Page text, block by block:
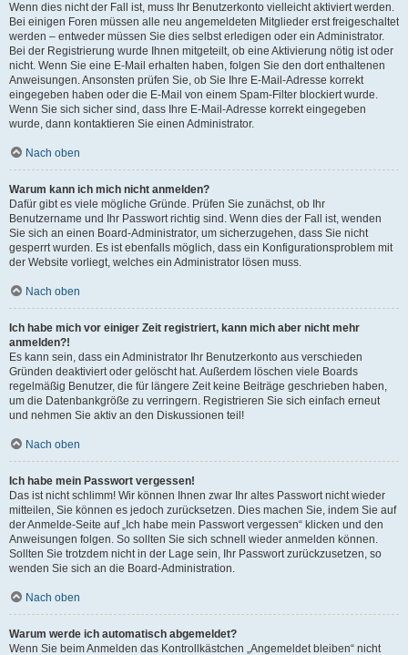
Wenn dies nicht der Fall ist, muss Ihr Benutzerkonto vielleicht aktiviert werden.
Bei einigen Foren müssen alle neu angemeldeten Mitglieder erst freigeschaltet
werden – entweder müssen Sie dies selbst erledigen oder ein Administrator.
Bei der Registrierung wurde Ihnen mitgeteilt, ob eine Aktivierung nötig ist oder
nicht. Wenn Sie eine E-Mail erhalten haben, folgen Sie den dort enthaltenen
Anweisungen. Ansonsten prüfen Sie, ob Sie Ihre E-Mail-Adresse korrekt
eingegeben haben oder die E-Mail von einem Spam-Filter blockiert wurde.
Wenn Sie sich sicher sind, dass Ihre E-Mail-Adresse korrekt eingegeben
wurde, dann kontaktieren Sie einen Administrator.
Nach oben
Warum kann ich mich nicht anmelden?
Dafür gibt es viele mögliche Gründe. Prüfen Sie zunächst, ob Ihr
Benutzername und Ihr Passwort richtig sind. Wenn dies der Fall ist, wenden
Sie sich an einen Board-Administrator, um sicherzugehen, dass Sie nicht
gesperrt wurden. Es ist ebenfalls möglich, dass ein Konfigurationsproblem mit
der Website vorliegt, welches ein Administrator lösen muss.
Nach oben
Ich habe mich vor einiger Zeit registriert, kann mich aber nicht mehr
anmelden?!
Es kann sein, dass ein Administrator Ihr Benutzerkonto aus verschieden
Gründen deaktiviert oder gelöscht hat. Außerdem löschen viele Boards
regelmäßig Benutzer, die für längere Zeit keine Beiträge geschrieben haben,
um die Datenbankgröße zu verringern. Registrieren Sie sich einfach erneut
und nehmen Sie aktiv an den Diskussionen teil!
Nach oben
Ich habe mein Passwort vergessen!
Das ist nicht schlimm! Wir können Ihnen zwar Ihr altes Passwort nicht wieder
mitteilen, Sie können es jedoch zurücksetzen. Dies machen Sie, indem Sie auf
der Anmelde-Seite auf „Ich habe mein Passwort vergessen“ klicken und den
Anweisungen folgen. So sollten Sie sich schnell wieder anmelden können.
Sollten Sie trotzdem nicht in der Lage sein, Ihr Passwort zurückzusetzen, so
wenden Sie sich an die Board-Administration.
Nach oben
Warum werde ich automatisch abgemeldet?
Wenn Sie beim Anmelden das Kontrollkästchen „Angemeldet bleiben“ nicht